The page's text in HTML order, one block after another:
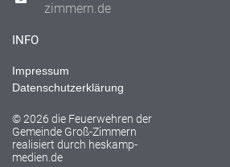
zimmern.de
INFO
Impressum
Datenschutzerklärung
© 2026 die Feuerwehren der
Gemeinde Groß-Zimmern
realisiert durch heskamp-
medien.de